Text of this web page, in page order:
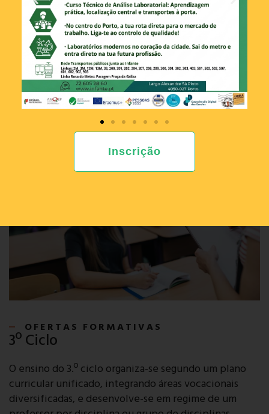
proporcionando a aquisição dos conhecimentos
basilares que permitam o prosseguimento de estudos.
Desenvolve-se em regime de um professor por
disciplina ou grupo de disciplinas.
A carga horária organiza-se segundo unidades letivas
de 50 minutos.
OFERTAS FORMATIVAS
3º Ciclo
O ensino do 3.º ciclo organiza-se segundo um plano
curricular unificado, integrando áreas vocacionais
diversificadas, e desenvolve-se em regime de um
Inscrição